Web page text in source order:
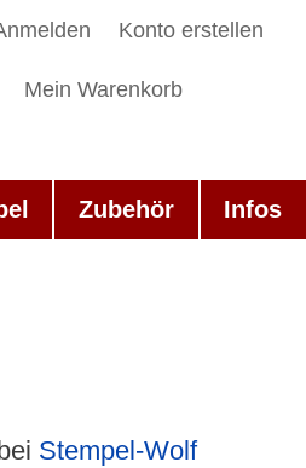
Konto erstellen
Mein Warenkorb
Zubehör Infos
Stempel-Wolf